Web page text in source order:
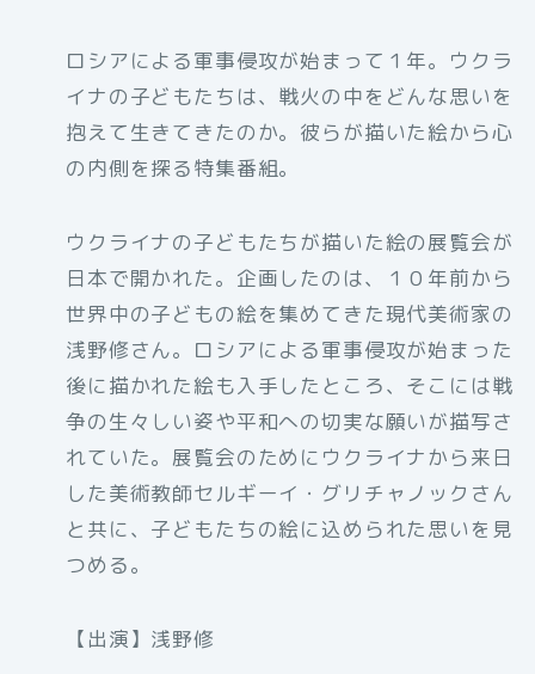
ロシアによる軍事侵攻が始まって１年。ウクラ
イナの子どもたちは、戦火の中をどんな思いを
抱えて生きてきたのか。彼らが描いた絵から心
の内側を探る特集番組。
ウクライナの子どもたちが描いた絵の展覧会が
日本で開かれた。企画したのは、１０年前から
世界中の子どもの絵を集めてきた現代美術家の
浅野修さん。ロシアによる軍事侵攻が始まった
後に描かれた絵も入手したところ、そこには戦
争の生々しい姿や平和への切実な願いが描写さ
れていた。展覧会のためにウクライナから来日
した美術教師セルギーイ・グリチャノックさん
と共に、子どもたちの絵に込められた思いを見
つめる。
【出演】浅野修